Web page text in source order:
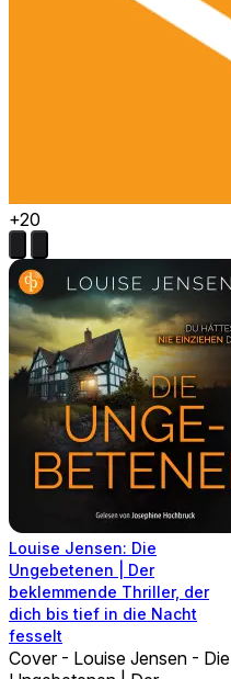
+20
Louise Jensen: Die
Ungebetenen | Der
beklemmende Thriller, der
dich bis tief in die Nacht
fesselt
Cover - Louise Jensen - Die